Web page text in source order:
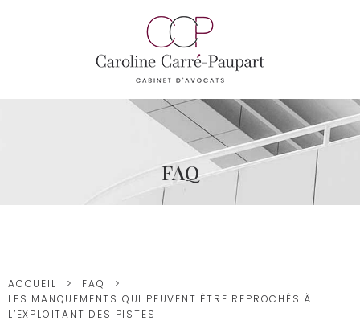
FAQ
ACCUEIL
FAQ
LES MANQUEMENTS QUI PEUVENT ÊTRE REPROCHÉS À
L’EXPLOITANT DES PISTES